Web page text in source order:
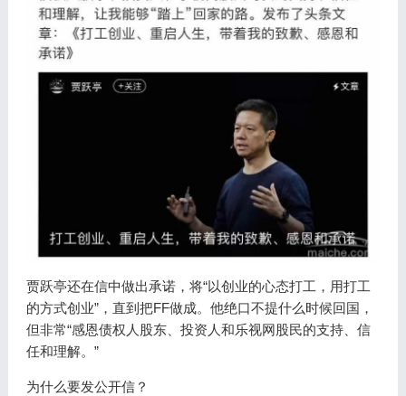
贾跃亭还在信中做出承诺，将“以创业的心态打工，用打工
的方式创业”，直到把FF做成。他绝口不提什么时候回国，
但非常“感恩债权人股东、投资人和乐视网股民的支持、信
任和理解。”
为什么要发公开信？